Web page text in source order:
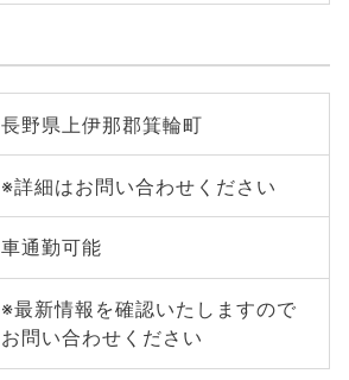
長野県上伊那郡箕輪町
※詳細はお問い合わせください
車通勤可能
※最新情報を確認いたしますので
お問い合わせください